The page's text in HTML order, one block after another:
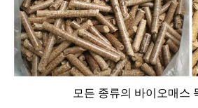
모든 종류의 바이오매스